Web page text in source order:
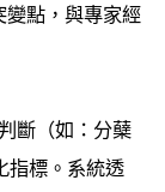
點，與專家經
斷（如：分蘖
指標。系統透